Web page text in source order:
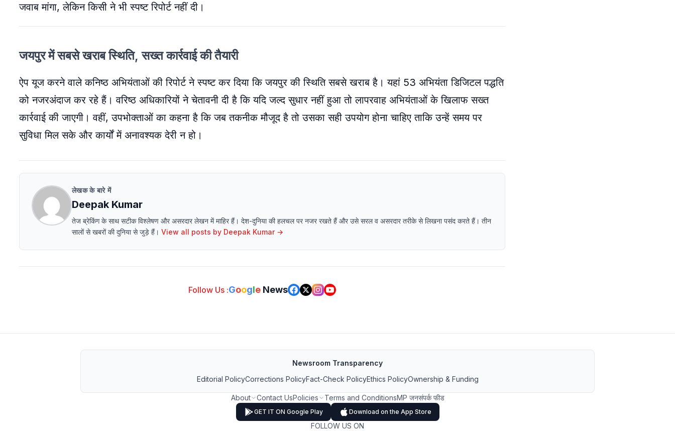
जवाब मांगा, लेकिन किसी ने भी स्पष्ट रिपोर्ट नहीं दी।
जयपुर में सबसे खराब स्थिति, सख्त कार्रवाई की तैयारी
ऐप यूज करने वाले कनिष्ठ अभियंताओं की रिपोर्ट ने स्पष्ट कर दिया कि जयपुर की स्थिति सबसे खराब है। यहां 53 अभियंता डिजिटल पद्धति
को नजरअंदाज कर रहे हैं। वरिष्ठ अधिकारियों ने चेतावनी दी है कि यदि जल्द सुधार नहीं हुआ तो लापरवाह अभियंताओं के खिलाफ सख्त
कार्रवाई की जाएगी। वहीं, उपभोक्ताओं का कहना है कि जब तकनीक मौजूद है तो उसका सही उपयोग होना चाहिए ताकि उन्हें समय पर
सुविधा मिल सके और कार्यों में अनावश्यक देरी न हो।
लेखक के बारे में
Deepak Kumar
तेज ब्रेकिंग के साथ सटीक विश्लेषण और असरदार लेखन में माहिर हैं। देश-दुनिया की हलचल पर नजर रखते हैं और उसे सरल व असरदार तरीके से लिखना पसंद करते हैं। तीन
सालों से खबरों की दुनिया से जुड़े हैं। View all posts by Deepak Kumar→
Follow Us :Google News
Newsroom Transparency
Editorial PolicyCorrections PolicyFact-Check PolicyEthics PolicyOwnership & Funding
About Contact UsPolicies Terms and ConditionsMP जनसंपर्क फीड
GET IT ON Google Play Download on the App Store
FOLLOW US ON